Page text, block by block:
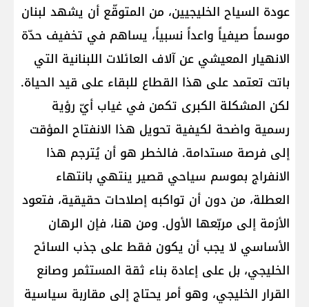
عودة السياح الخليجيين، من المتوقّع أن يشهد لبنان
موسماً صيفياً واعداً نسبياً، يساهم في تخفيف حدّة
الانهيار المعيشي عن آلاف العائلات اللبنانية التي
باتت تعتمد على هذا القطاع للبقاء على قيد الحياة.
لكن المشكلة الكبرى تكمن في غياب أيّ رؤية
رسمية واضحة لكيفية تحويل هذا الانفتاح المؤقت
إلى فرصة مستدامة. فالخطر هو أن يُترجم هذا
الانفراج بموسم سياحي قصير ينتهي بانتهاء
العطلة، من دون أن تواكبه إصلاحات حقيقية، فتعود
الأزمة إلى مربّعها الأول. ومن هنا، فإن الرهان
الأساسي لا يجب أن يكون فقط على جذب السائح
الخليجي، بل على إعادة بناء ثقة المستثمر وصانع
القرار الخليجي، وهو أمر يحتاج إلى مقاربة سياسية